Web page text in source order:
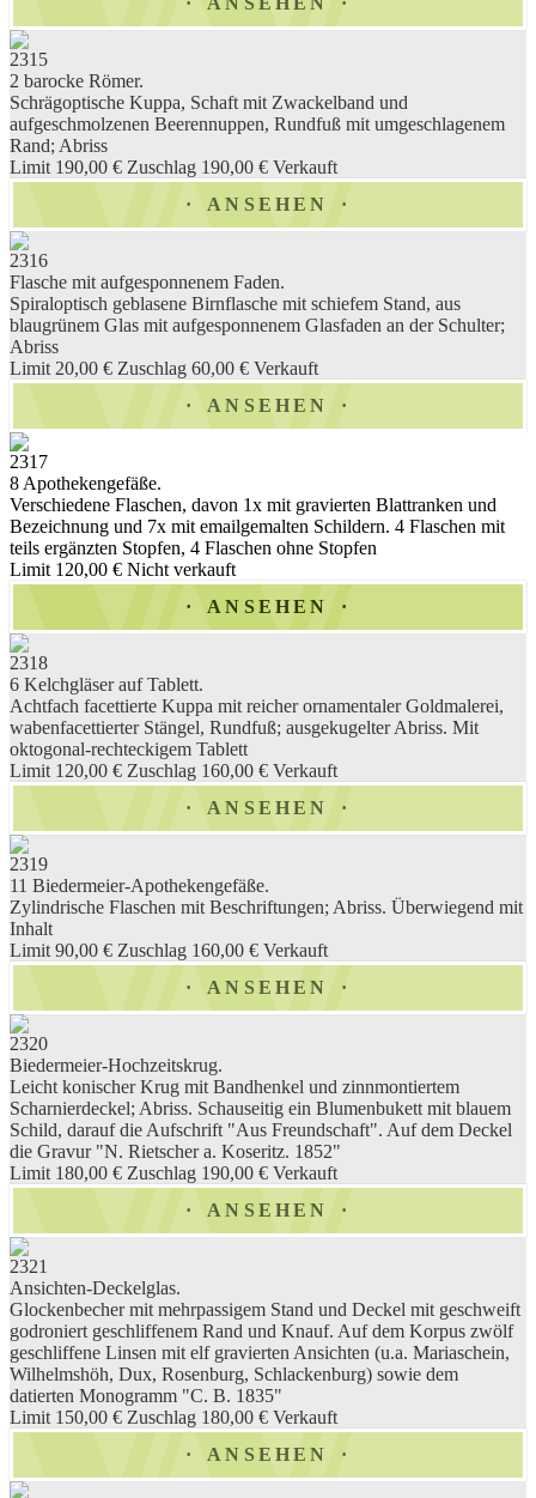
2315
2 barocke Römer.
Schrägoptische Kuppa, Schaft mit Zwackelband und
aufgeschmolzenen Beerennuppen, Rundfuß mit umgeschlagenem
Rand; Abriss
Limit 190,00 € Zuschlag 190,00 € Verkauft
ANSEHEN
2316
Flasche mit aufgesponnenem Faden.
Spiraloptisch geblasene Birnflasche mit schiefem Stand, aus
blaugrünem Glas mit aufgesponnenem Glasfaden an der Schulter;
Abriss
Limit 20,00 € Zuschlag 60,00 € Verkauft
ANSEHEN
2317
8 Apothekengefäße.
Verschiedene Flaschen, davon 1x mit gravierten Blattranken und
Bezeichnung und 7x mit emailgemalten Schildern. 4 Flaschen mit
teils ergänzten Stopfen, 4 Flaschen ohne Stopfen
Limit 120,00 € Nicht verkauft
ANSEHEN
2318
6 Kelchgläser auf Tablett.
Achtfach facettierte Kuppa mit reicher ornamentaler Goldmalerei,
wabenfacettierter Stängel, Rundfuß; ausgekugelter Abriss. Mit
oktogonal-rechteckigem Tablett
Limit 120,00 € Zuschlag 160,00 € Verkauft
ANSEHEN
2319
11 Biedermeier-Apothekengefäße.
Zylindrische Flaschen mit Beschriftungen; Abriss. Überwiegend mit
Inhalt
Limit 90,00 € Zuschlag 160,00 € Verkauft
ANSEHEN
2320
Biedermeier-Hochzeitskrug.
Leicht konischer Krug mit Bandhenkel und zinnmontiertem
Scharnierdeckel; Abriss. Schauseitig ein Blumenbukett mit blauem
Schild, darauf die Aufschrift "Aus Freundschaft". Auf dem Deckel
die Gravur "N. Rietscher a. Koseritz. 1852"
Limit 180,00 € Zuschlag 190,00 € Verkauft
ANSEHEN
2321
Ansichten-Deckelglas.
Glockenbecher mit mehrpassigem Stand und Deckel mit geschweift
godroniert geschliffenem Rand und Knauf. Auf dem Korpus zwölf
geschliffene Linsen mit elf gravierten Ansichten (u.a. Mariaschein,
Wilhelmshöh, Dux, Rosenburg, Schlackenburg) sowie dem
datierten Monogramm "C. B. 1835"
Limit 150,00 € Zuschlag 180,00 € Verkauft
ANSEHEN